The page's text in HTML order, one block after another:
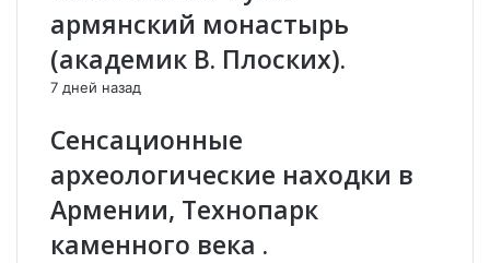
м
я
т
у
р
е
ц
м
е
А
е
армянский монастырь
(академик В. Плоских).
7 дней назад
Сенсационные
археологические находки в
Армении, Технопарк
каменного века .